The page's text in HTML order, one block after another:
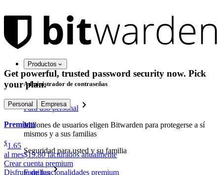
Productos
Administrador de contraseñas
Para uso personal
Millones de usuarios eligen Bitwarden para protegerse a sí
mismos y a sus familias
Seguridad para usted y su familia
Familias
Get powerful, trusted password security now. Pick
your plan.
Personal Empresa
Premium
$1.65
al mes$19.80 facturados anualmente
Crear cuenta premium
Disfrute de funcionalidades premium